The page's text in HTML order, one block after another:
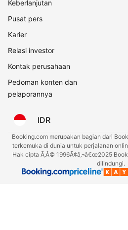
Keberlanjutan
Pusat pers
Karier
Relasi investor
Kontak perusahaan
Pedoman konten dan
pelaporannya
IDR
Booking.com merupakan bagian dari
terkemuka di dunia untuk perjalanan
Hak cipta Ã‚Â© 1996Ã¢â‚¬â€œ2025
dilindungi.